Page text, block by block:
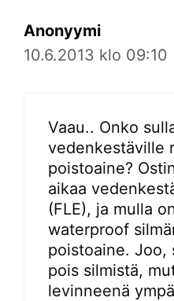
Anonyymi
10.6.2013 klo 09:10
Vaau.. Onko
vedenkestäville
poistoaine?
aikaa
(FLE), ja mulla
waterproof
poistoaine. Joo,
pois silmistä,
levinneenä